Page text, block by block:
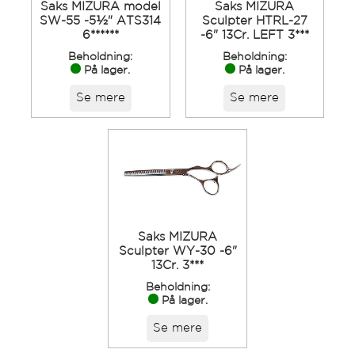
Saks MIZURA model
SW-55 -5½" ATS314
6******
Beholdning:
På lager.
Se mere
Saks MIZURA
Sculpter HTRL-27
-6" 13Cr. LEFT 3***
Beholdning:
På lager.
Se mere
Saks MIZURA
Sculpter WY-30 -6"
13Cr. 3***
Beholdning:
På lager.
Se mere